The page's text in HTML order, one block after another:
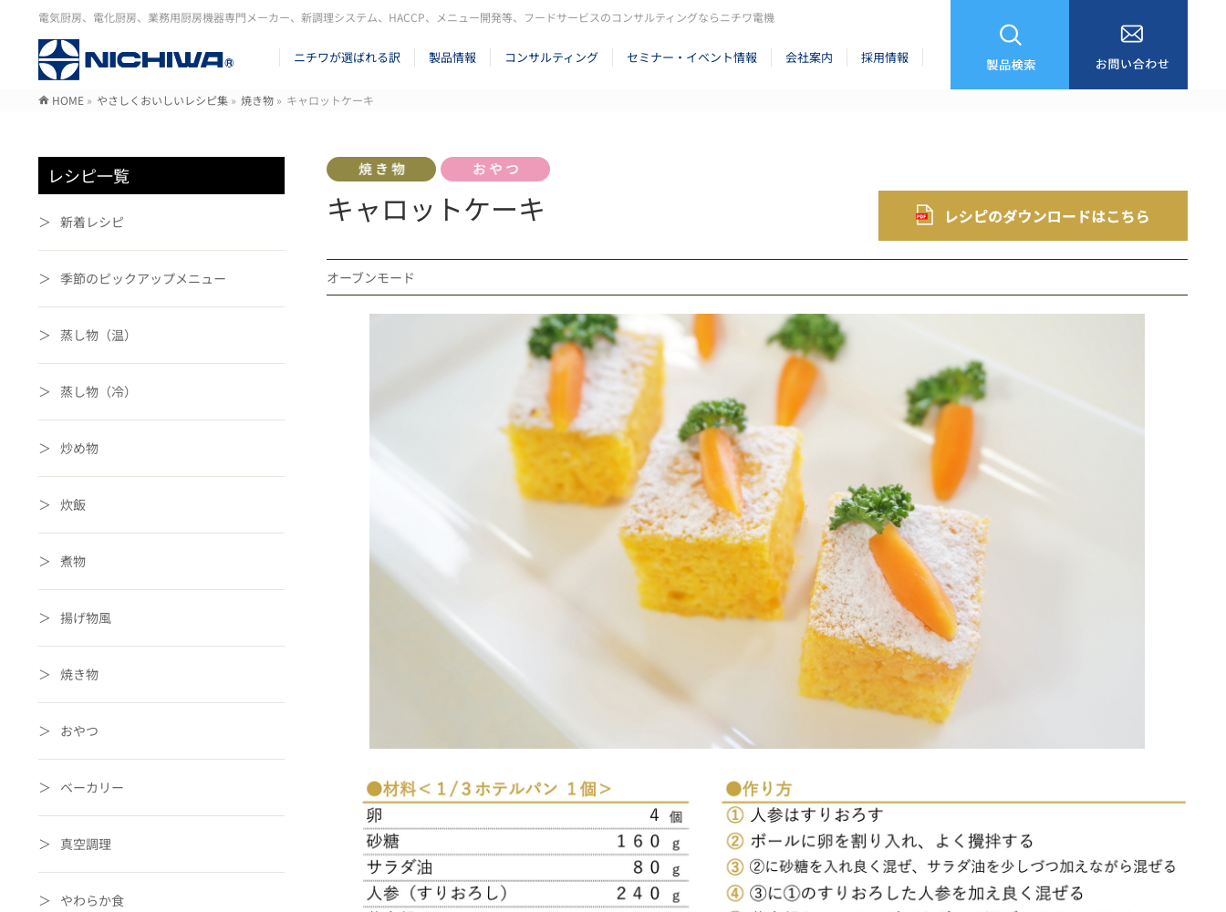
電気厨房、電化厨房、業務用厨房機器専門メーカー、新調理システム、HACCP、メニュー開発等、フードサービスのコンサルティングならニチワ電機
ニチワが選ばれる訳 製品情報 コンサルティング セミナー・イベント情報 会社案内 採用情報
HOME » やさしくおいしいレシピ集 » 焼き物 » キャロットケーキ
キャロットケーキ
オーブンモード
レシピ一覧
新着レシピ
季節のピックアップメニュー
蒸し物（温）
蒸し物（冷）
炒め物
炊飯
煮物
揚げ物風
焼き物
おやつ
ベーカリー
真空調理
やわらか食